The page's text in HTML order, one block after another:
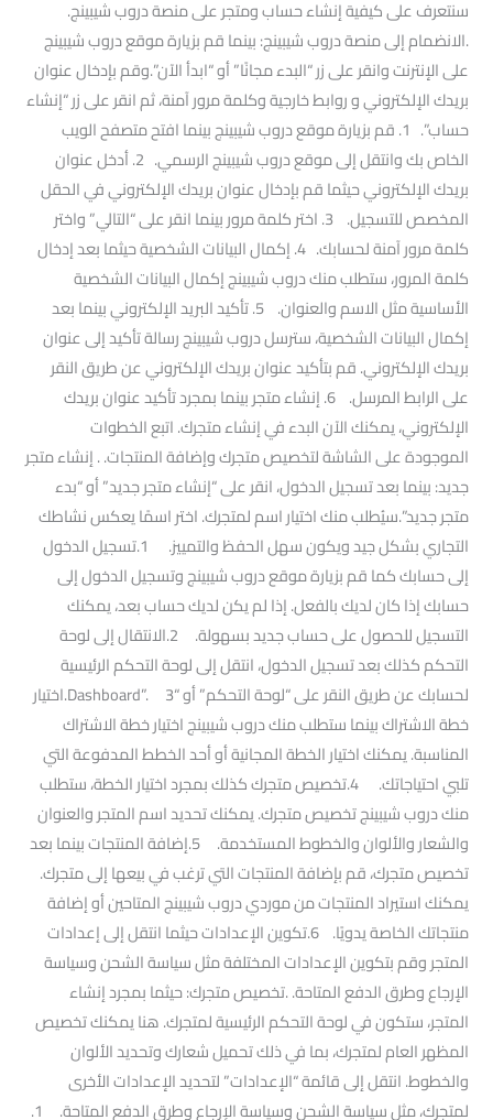
سنتعرف على كيفية إنشاء حساب ومتجر على منصة دروب شيبينج.
.الانضمام إلى منصة دروب شيبينج: بينما قم بزيارة موقع دروب شيبينج
على الإنترنت وانقر على زر “البدء مجانًا” أو “ابدأ الآن”.وقم بإدخال عنوان
بريدك الإلكتروني و روابط خارجية وكلمة مرور آمنة، ثم انقر على زر “إنشاء
حساب”. 1. قم بزيارة موقع دروب شيبينج بينما افتح متصفح الويب
الخاص بك وانتقل إلى موقع دروب شيبينج الرسمي. 2. أدخل عنوان
بريدك الإلكتروني حيثما قم بإدخال عنوان بريدك الإلكتروني في الحقل
المخصص للتسجيل. 3. اختر كلمة مرور بينما انقر على “التالي” واختر
كلمة مرور آمنة لحسابك. 4. إكمال البيانات الشخصية حيثما بعد إدخال
كلمة المرور، ستطلب منك دروب شيبينج إكمال البيانات الشخصية
الأساسية مثل الاسم والعنوان. 5. تأكيد البريد الإلكتروني بينما بعد
إكمال البيانات الشخصية، سترسل دروب شيبينج رسالة تأكيد إلى عنوان
بريدك الإلكتروني. قم بتأكيد عنوان بريدك الإلكتروني عن طريق النقر
على الرابط المرسل. 6. إنشاء متجر بينما بمجرد تأكيد عنوان بريدك
الإلكتروني، يمكنك الآن البدء في إنشاء متجرك. اتبع الخطوات
الموجودة على الشاشة لتخصيص متجرك وإضافة المنتجات. . إنشاء متجر
جديد: بينما بعد تسجيل الدخول، انقر على “إنشاء متجر جديد” أو “بدء
متجر جديد”.سيُطلب منك اختيار اسم لمتجرك. اختر اسمًا يعكس نشاطك
التجاري بشكل جيد ويكون سهل الحفظ والتمييز. 1.تسجيل الدخول
إلى حسابك كما قم بزيارة موقع دروب شيبينج وتسجيل الدخول إلى
حسابك إذا كان لديك بالفعل. إذا لم يكن لديك حساب بعد، يمكنك
التسجيل للحصول على حساب جديد بسهولة. 2.الانتقال إلى لوحة
التحكم كذلك بعد تسجيل الدخول، انتقل إلى لوحة التحكم الرئيسية
لحسابك عن طريق النقر على “لوحة التحكم” أو “Dashboard”. 3.اختيار
خطة الاشتراك بينما ستطلب منك دروب شيبينج اختيار خطة الاشتراك
المناسبة. يمكنك اختيار الخطة المجانية أو أحد الخطط المدفوعة التي
تلبي احتياجاتك. 4.تخصيص متجرك كذلك بمجرد اختيار الخطة، ستطلب
منك دروب شيبينج تخصيص متجرك. يمكنك تحديد اسم المتجر والعنوان
والشعار والألوان والخطوط المستخدمة. 5.إضافة المنتجات بينما بعد
تخصيص متجرك، قم بإضافة المنتجات التي ترغب في بيعها إلى متجرك.
يمكنك استيراد المنتجات من موردي دروب شيبينج المتاحين أو إضافة
منتجاتك الخاصة يدويًا. 6.تكوين الإعدادات حيثما انتقل إلى إعدادات
المتجر وقم بتكوين الإعدادات المختلفة مثل سياسة الشحن وسياسة
الإرجاع وطرق الدفع المتاحة. .تخصيص متجرك: حيثما بمجرد إنشاء
المتجر، ستكون في لوحة التحكم الرئيسية لمتجرك. هنا يمكنك تخصيص
المظهر العام لمتجرك، بما في ذلك تحميل شعارك وتحديد الألوان
والخطوط. انتقل إلى قائمة “الإعدادات” لتحديد الإعدادات الأخرى
لمتجرك، مثل سياسة الشحن وسياسة الإرجاع وطرق الدفع المتاحة. 1.